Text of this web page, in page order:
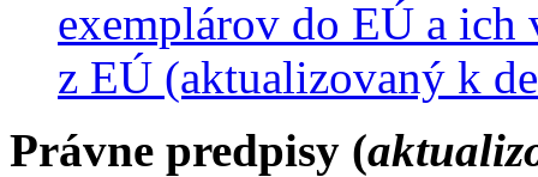
exemplárov do EÚ a
z EÚ (aktualizovaný k
Právne predpisy (